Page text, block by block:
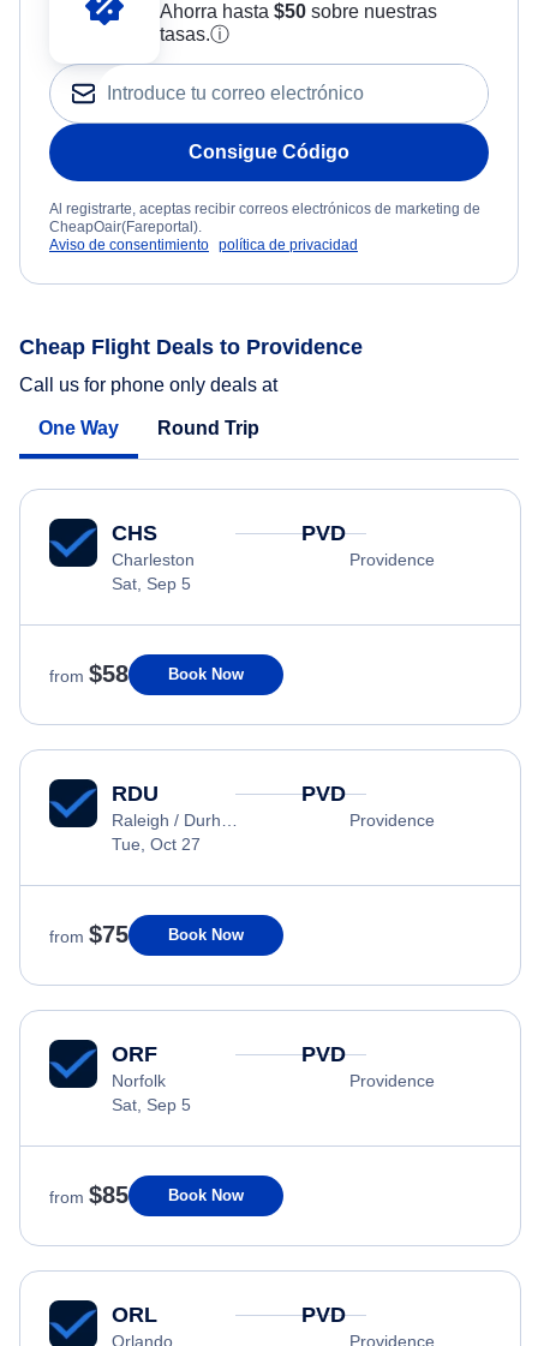
Ahorra hasta $50sobre nuestras
tasas.ⓘ
Consigue Código
Al registrarte, aceptas recibir correos electrónicos de marketing de
CheapOair(Fareportal).
Aviso de consentimiento política de privacidad
Cheap Flight Deals to Providence
Call us for phone only deals at
One Way Round Trip
CHS
Charleston
Sat, Sep 5
PVD
Providence
from $58 Book Now
RDU
Raleigh / Durham
Tue, Oct 27
PVD
Providence
from $75 Book Now
ORF
Norfolk
Sat, Sep 5
PVD
Providence
from $85 Book Now
ORL
Orlando
PVD
Providence